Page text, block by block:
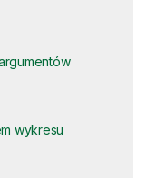
wykresu